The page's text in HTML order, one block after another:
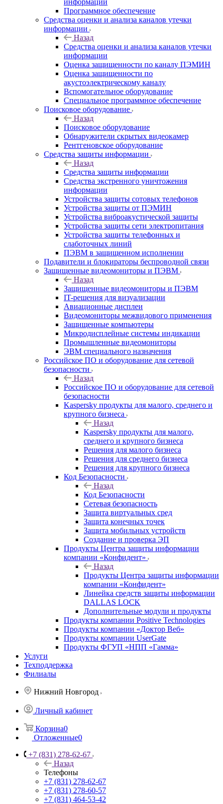
информации
Программное обеспечение
Средства оценки и анализа каналов утечки
информации
Назад
Средства оценки и анализа каналов утечки
информации
Оценка защищенности по каналу ПЭМИН
Оценка защищенности по
акустоэлектрическому каналу
Вспомогательное оборудование
Специальное программное обеспечение
Поисковое оборудование
Назад
Поисковое оборудование
Обнаружители скрытых видеокамер
Рентгеновское оборудование
Средства защиты информации
Назад
Средства защиты информации
Средства экстренного уничтожения
информации
Устройства защиты сотовых телефонов
Устройства защиты от ПЭМИН
Устройства виброакустической защиты
Устройства защиты сети электропитания
Устройства защиты телефонных и
слаботочных линий
ПЭВМ в защищенном исполнении
Подавители и блокираторы беспроводной связи
Защищенные видеомониторы и ПЭВМ
Назад
Защищенные видеомониторы и ПЭВМ
IT-решения для визуализации
Авиационные дисплеи
Видеомониторы межвидового применения
Защищенные компьютеры
Микродисплейные системы индикации
Промышленные видеомониторы
ЭВМ специального назначения
Российское ПО и оборудование для сетевой
безопасности
Назад
Российское ПО и оборудование для сетевой
безопасности
Kaspersky продукты для малого, среднего и
крупного бизнеса
Назад
Kaspersky продукты для малого,
среднего и крупного бизнеса
Решения для малого бизнеса
Решения для среднего бизнеса
Решения для крупного бизнеса
Код Безопасности
Назад
Код Безопасности
Сетевая безопасность
Защита виртуальных сред
Защита конечных точек
Защита мобильных устройств
Создание и проверка ЭП
Продукты Центра защиты информации
компании «Конфидент»
Назад
Продукты Центра защиты информации
компании «Конфидент»
Линейка средств защиты информации
DALLAS LOCK
Дополнительные модули и продукты
Продукты компании Positive Technologies
Продукты компании «Доктор Веб»
Продукты компании UserGate
Продукты ФГУП «НПП «Гамма»
Услуги
Техподдержка
Филиалы
Нижний Новгород
Личный кабинет
Корзина0
Отложенные0
+7 (831) 278-62-67
Назад
Телефоны
+7 (831) 278-62-67
+7 (831) 278-60-57
+7 (831) 464-53-42